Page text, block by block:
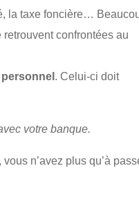
la taxe foncière…
confrontées au
. Celui-ci doit
votre banque.
n’avez plus qu’à